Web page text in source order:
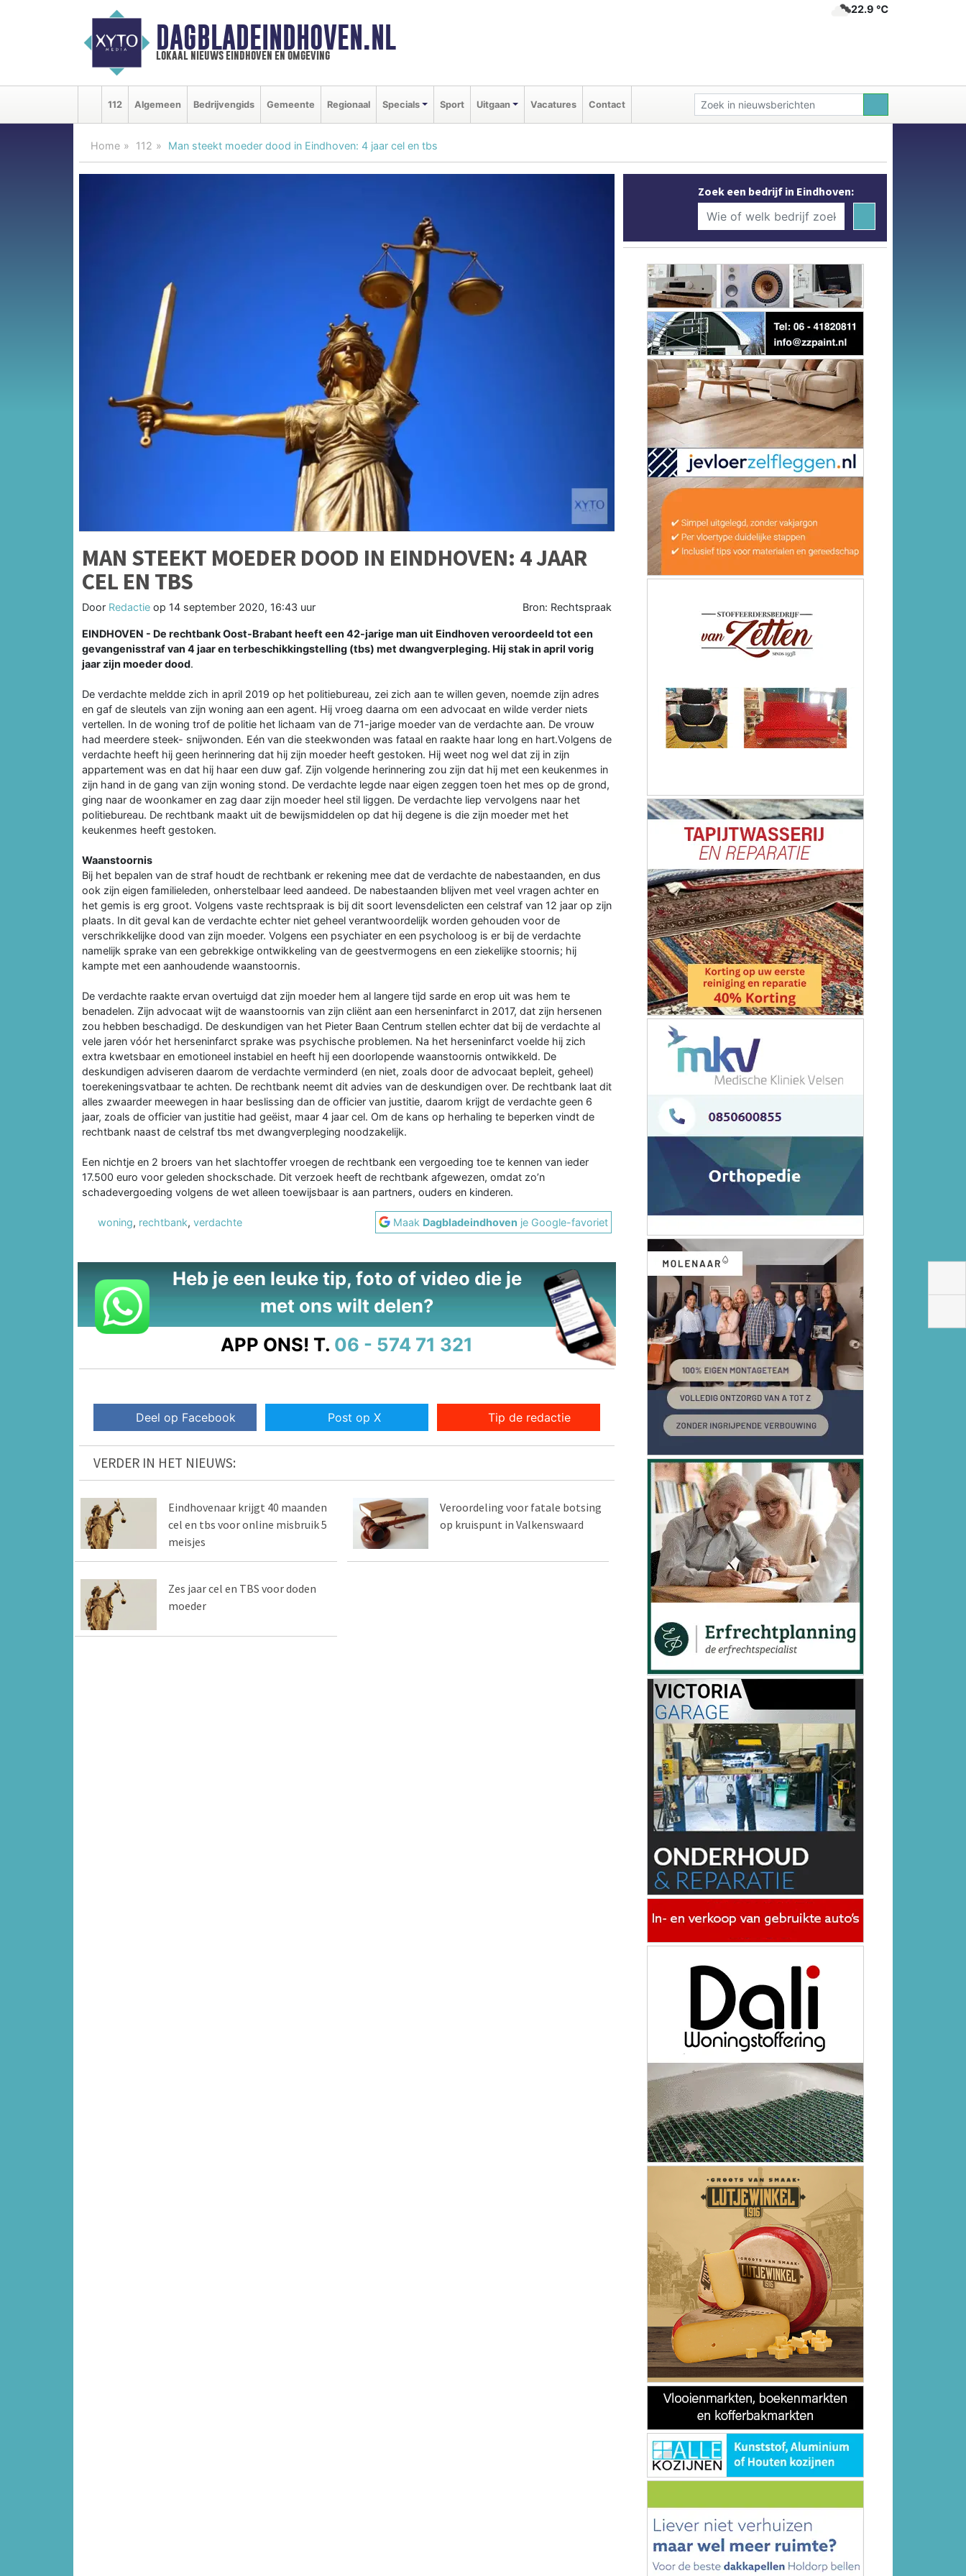
DAGBLADEINDHOVEN.NL
lokaal nieuws eindhoven en omgeving
22.9 ℃
112 Algemeen Bedrijvengids Gemeente Regionaal Specials Sport Uitgaan Vacatures Contact
Home 112 Man steekt moeder dood in Eindhoven: 4 jaar cel en tbs
MAN STEEKT MOEDER DOOD IN EINDHOVEN: 4 JAAR
CEL EN TBS
Door Redactie op 14 september 2020, 16:43 uur Bron: Rechtspraak
EINDHOVEN - De rechtbank Oost-Brabant heeft een 42-jarige man uit Eindhoven veroordeeld tot een
gevangenisstraf van 4 jaar en terbeschikkingstelling (tbs) met dwangverpleging. Hij stak in april vorig
jaar zijn moeder dood.
De verdachte meldde zich in april 2019 op het politiebureau, zei zich aan te willen geven, noemde zijn adres
en gaf de sleutels van zijn woning aan een agent. Hij vroeg daarna om een advocaat en wilde verder niets
vertellen. In de woning trof de politie het lichaam van de 71-jarige moeder van de verdachte aan. De vrouw
had meerdere steek- snijwonden. Eén van die steekwonden was fataal en raakte haar long en hart.Volgens de
verdachte heeft hij geen herinnering dat hij zijn moeder heeft gestoken. Hij weet nog wel dat zij in zijn
appartement was en dat hij haar een duw gaf. Zijn volgende herinnering zou zijn dat hij met een keukenmes in
zijn hand in de gang van zijn woning stond. De verdachte legde naar eigen zeggen toen het mes op de grond,
ging naar de woonkamer en zag daar zijn moeder heel stil liggen. De verdachte liep vervolgens naar het
politiebureau. De rechtbank maakt uit de bewijsmiddelen op dat hij degene is die zijn moeder met het
keukenmes heeft gestoken.
Waanstoornis
Bij het bepalen van de straf houdt de rechtbank er rekening mee dat de verdachte de nabestaanden, en dus
ook zijn eigen familieleden, onherstelbaar leed aandeed. De nabestaanden blijven met veel vragen achter en
het gemis is erg groot. Volgens vaste rechtspraak is bij dit soort levensdelicten een celstraf van 12 jaar op zijn
plaats. In dit geval kan de verdachte echter niet geheel verantwoordelijk worden gehouden voor de
verschrikkelijke dood van zijn moeder. Volgens een psychiater en een psycholoog is er bij de verdachte
namelijk sprake van een gebrekkige ontwikkeling van de geestvermogens en een ziekelijke stoornis; hij
kampte met een aanhoudende waanstoornis.
De verdachte raakte ervan overtuigd dat zijn moeder hem al langere tijd sarde en erop uit was hem te
benadelen. Zijn advocaat wijt de waanstoornis van zijn cliënt aan een herseninfarct in 2017, dat zijn hersenen
zou hebben beschadigd. De deskundigen van het Pieter Baan Centrum stellen echter dat bij de verdachte al
vele jaren vóór het herseninfarct sprake was psychische problemen. Na het herseninfarct voelde hij zich
extra kwetsbaar en emotioneel instabiel en heeft hij een doorlopende waanstoornis ontwikkeld. De
deskundigen adviseren daarom de verdachte verminderd (en niet, zoals door de advocaat bepleit, geheel)
toerekeningsvatbaar te achten. De rechtbank neemt dit advies van de deskundigen over. De rechtbank laat dit
alles zwaarder meewegen in haar beslissing dan de officier van justitie, daarom krijgt de verdachte geen 6
jaar, zoals de officier van justitie had geëist, maar 4 jaar cel. Om de kans op herhaling te beperken vindt de
rechtbank naast de celstraf tbs met dwangverpleging noodzakelijk.
Een nichtje en 2 broers van het slachtoffer vroegen de rechtbank een vergoeding toe te kennen van ieder
17.500 euro voor geleden shockschade. Dit verzoek heeft de rechtbank afgewezen, omdat zo’n
schadevergoeding volgens de wet alleen toewijsbaar is aan partners, ouders en kinderen.
woning, rechtbank, verdachte Maak Dagbladeindhoven je Google-favoriet
Heb je een leuke tip, foto of video die je
met ons wilt delen?
APP ONS! T. 06 - 574 71 321
Deel op Facebook Post op X Tip de redactie
VERDER IN HET NIEUWS:
Eindhovenaar krijgt 40 maanden
cel en tbs voor online misbruik 5
meisjes
Veroordeling voor fatale botsing
op kruispunt in Valkenswaard
Zes jaar cel en TBS voor doden
moeder
Zoek een bedrijf in Eindhoven: